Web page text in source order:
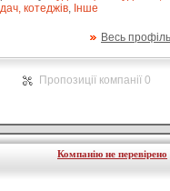
дач, котеджів, Інше
Весь профіль
Пропозиції компанії 0
Компанію не перевірено